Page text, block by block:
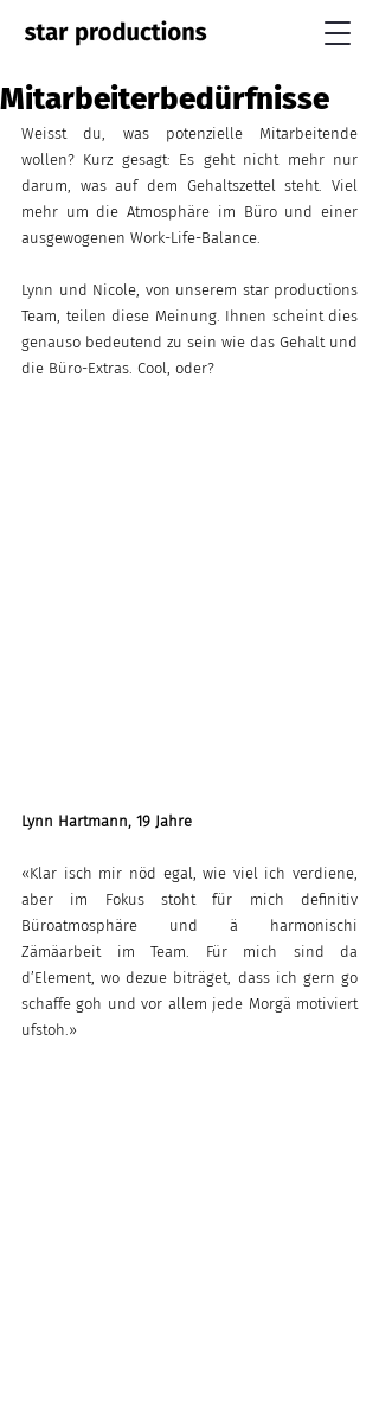
Mitarbeiterbedürfnisse
Weisst du, was potenzielle Mitarbeitende
wollen? Kurz gesagt: Es geht nicht mehr nur
darum, was auf dem Gehaltszettel steht. Viel
mehr um die Atmosphäre im Büro und einer
ausgewogenen Work-Life-Balance.
Lynn und Nicole, von unserem star productions
Team, teilen diese Meinung. Ihnen scheint dies
genauso bedeutend zu sein wie das Gehalt und
die Büro-Extras. Cool, oder?
Lynn Hartmann, 19 Jahre
«Klar isch mir nöd egal, wie viel ich verdiene,
aber im Fokus stoht für mich definitiv
Büroatmosphäre und ä harmonischi
Zämäarbeit im Team. Für mich sind da
d’Element, wo dezue biträget, dass ich gern go
schaffe goh und vor allem jede Morgä motiviert
ufstoh.»